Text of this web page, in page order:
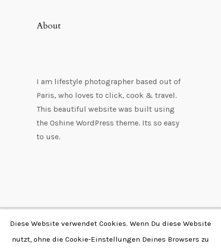
About
I am lifestyle photographer based out of
Paris, who loves to click, cook & travel.
This beautiful website was built using
the Oshine WordPress theme. Its so easy
to use.
Copyright © 2026 by
Fabian Stendtke | Alle
Diese Website verwendet Cookies. Wenn Du diese Website
nutzt, ohne die Cookie-Einstellungen Deines Browsers zu